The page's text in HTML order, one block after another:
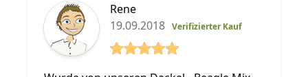
Rene
19.09.2018 Verifizierter Kauf